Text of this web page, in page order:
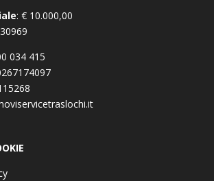
: € 10.000,00
034 415